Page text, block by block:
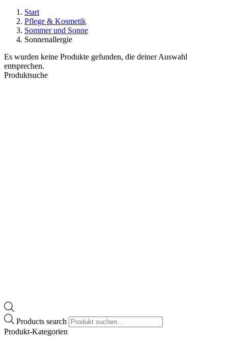
Start
Pflege & Kosmetik
Sommer und Sonne
Sonnenallergie
Es wurden keine Produkte gefunden, die deiner Auswahl
entsprechen.
Produktsuche
Products search
Produkt-Kategorien